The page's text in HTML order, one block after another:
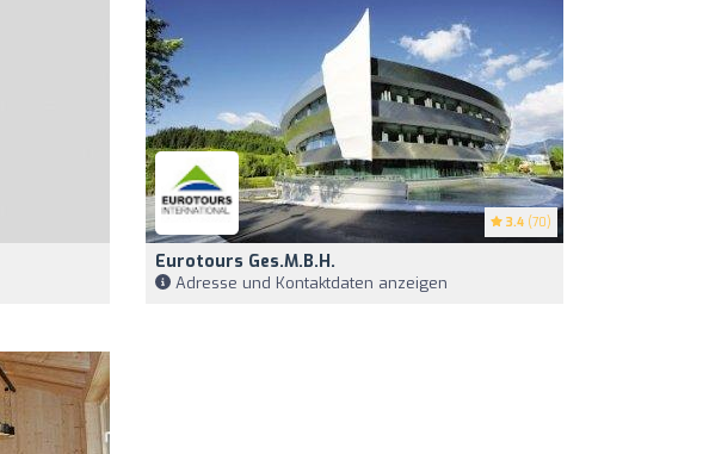
3.4 (70)
Eurotours Ges.m.b.H.
Adresse und Kontaktdaten anzeigen